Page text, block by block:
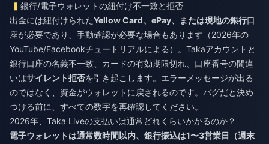
銀行/電子ウォレットの紐付け不一致と拒否
出金には紐付けられたYellow Card、ePay、または現地の銀行口
座が必要であり、手動確認が必要な場合もあります（2026年の
YouTube/Facebookチュートリアルによる）。Takaアカウントと
銀行口座の名義不一致、カードの有効期限切れ、口座番号の間違
いはサイレント拒否を引き起こします。エラーメッセージが出る
のではなく、資金がウォレットに戻されるのです。バグだと決め
つける前に、すべての数字を再確認してください。
2026年、Taka Liveの支払いは通常どれくらいかかるのか？
電子ウォレットは通常数時間以内、銀行振込は1〜3営業日（週末